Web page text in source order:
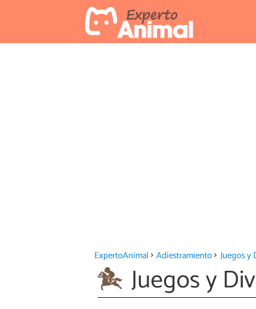
ExpertoAnimal Adiestramiento Juegos y
Juegos y